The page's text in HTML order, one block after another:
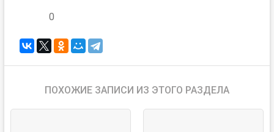
0
ПОХОЖИЕ ЗАПИСИ ИЗ ЭТОГО РАЗДЕЛА